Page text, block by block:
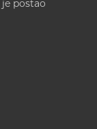
je postao